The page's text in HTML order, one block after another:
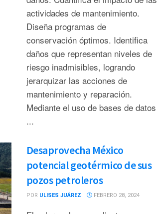
actividades de mantenimiento.
Diseña programas de
conservación óptimos. Identifica
daños que representan niveles de
riesgo inadmisibles, logrando
jerarquizar las acciones de
mantenimiento y reparación.
Mediante el uso de bases de datos
...
Desaprovecha México
potencial geotérmico de sus
pozos petroleros
POR ULISES JUÁREZ FEBRERO 28, 2024